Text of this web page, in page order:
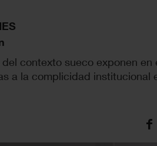
contexto sueco exponen en
a la complicidad institucional